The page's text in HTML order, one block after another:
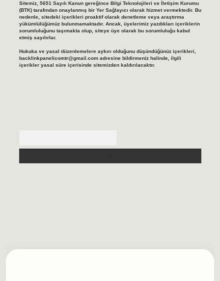
Sitemiz, 5651 Sayılı Kanun gereğince Bilgi Teknolojileri ve İletişim Kurumu
(BTK) tarafından onaylanmış bir Yer Sağlayıcı olarak hizmet vermektedir. Bu
nedenle, sitedeki içerikleri proaktif olarak denetleme veya araştırma
yükümlülüğümüz bulunmamaktadır. Ancak, üyelerimiz yazdıkları içeriklerin
sorumluluğunu taşımakta olup, siteye üye olarak bu sorumluluğu kabul
etmiş sayılırlar.
Hukuka ve yasal düzenlemelere aykırı olduğunu düşündüğünüz içerikleri,
backlinkpanelicomtr@gmail.comadresine bildirmeniz halinde, ilgili
içerikler yasal süre içerisinde sitemizden kaldırılacaktır.